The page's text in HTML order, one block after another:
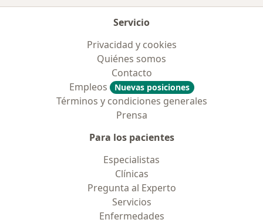
Servicio
Privacidad y cookies
Quiénes somos
Contacto
Empleos
Nuevas posiciones
Términos y condiciones generales
Prensa
Para los pacientes
Especialistas
Clínicas
Pregunta al Experto
Servicios
Enfermedades